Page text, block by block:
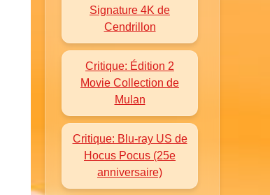
Signature 4K de
Cendrillon
Critique: Édition 2
Movie Collection de
Mulan
Critique: Blu-ray US de
Hocus Pocus (25e
anniversaire)